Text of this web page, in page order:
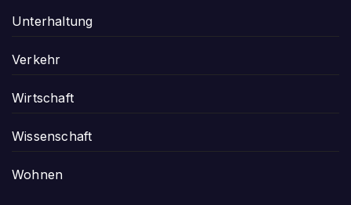
Unterhaltung
Verkehr
Wirtschaft
Wissenschaft
Wohnen